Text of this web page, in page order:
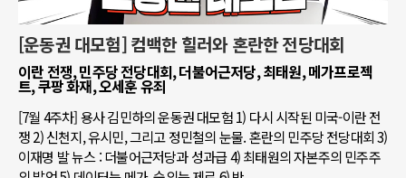
[운동권 대모험] 컴백한 힐러와 혼란한 전당대회
이란 전쟁, 민주당 전당대회, 더불어근저당, 최태원, 메가프로젝
트, 쿠팡 화재, 오세훈 유죄
[7월 4주차] 용사 김민하의 운동권 대모험 1) 다시 시작된 미국-이란 전
쟁 2) 신천지, 유시민, 그리고 정민철의 눈물. 혼란의 민주당 전당대회 3)
이재명 발 뉴스 : 더불어근저당과 성과급 4) 최태원의 자본주의 민주주